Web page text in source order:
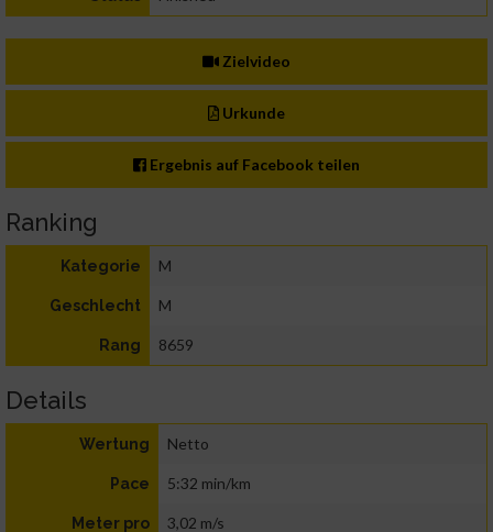
Zielvideo
Urkunde
Ergebnis auf Facebook teilen
Ranking
Kategorie M
Geschlecht M
Rang 8659
Details
Wertung Netto
Pace 5:32 min/km
Meter pro
3,02 m/s